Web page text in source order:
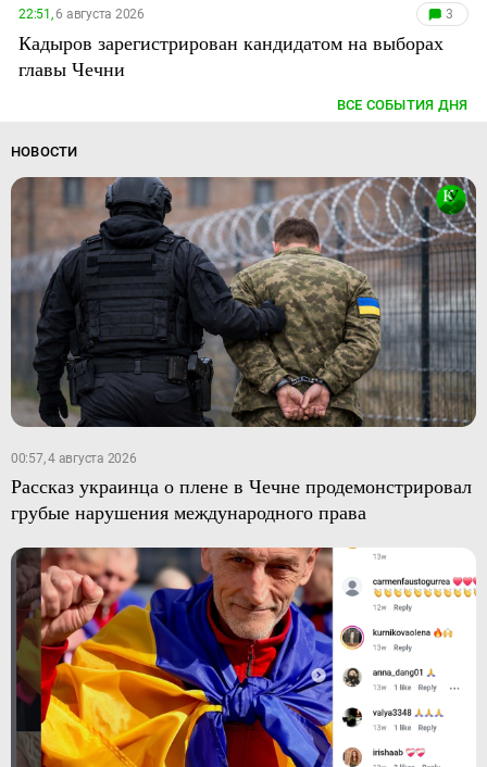
22:51,6 августа 2026 3
Кадыров зарегистрирован кандидатом на выборах
главы Чечни
ВСЕ СОБЫТИЯ ДНЯ
НОВОСТИ
00:57, 4 августа 2026
Рассказ украинца о плене в Чечне продемонстрировал
грубые нарушения международного права